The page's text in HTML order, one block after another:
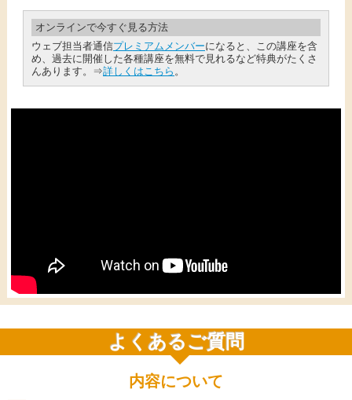
オンラインで今すぐ見る方法
ウェブ担当者通信プレミアムメンバーになると、この講座を含
め、過去に開催した各種講座を無料で見れるなど特典がたくさ
んあります。⇒詳しくはこちら 。
よくあるご質問
内容について